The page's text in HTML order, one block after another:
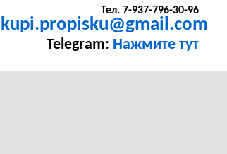
Тел. 7-937-796-30-96
kupi.propisku@gmail.com
Telegram: Нажмите тут